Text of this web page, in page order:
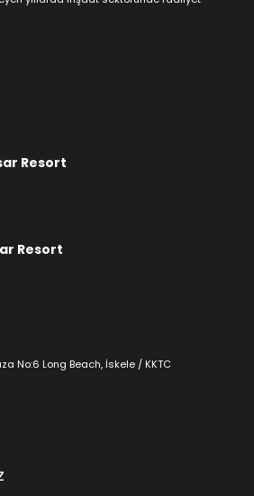
Resort
Resort
No:6 Long Beach, İskele / KKTC